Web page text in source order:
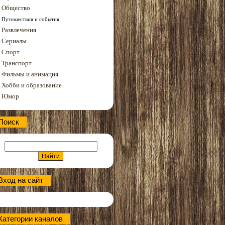
Общество
Путешествия и события
Развлечения
Сериалы
Спорт
Транспорт
Фильмы и анимация
Хобби и образование
Юмор
на сайт
каналов